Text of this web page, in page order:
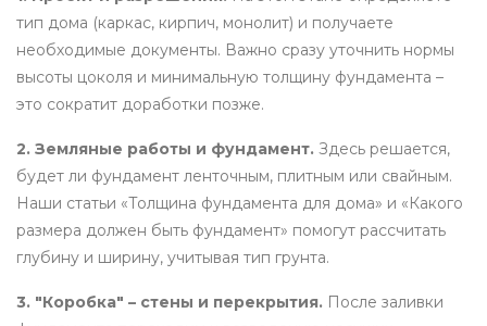
тип дома (каркас, кирпич, монолит) и получаете
необходимые документы. Важно сразу уточнить нормы
высоты цоколя и минимальную толщину фундамента –
это сократит доработки позже.
2. Земляные работы и фундамент. Здесь решается,
будет ли фундамент ленточным, плитным или свайным.
Наши статьи «Толщина фундамента для дома» и «Какого
размера должен быть фундамент» помогут рассчитать
глубину и ширину, учитывая тип грунта.
3. "Коробка" – стены и перекрытия. После заливки